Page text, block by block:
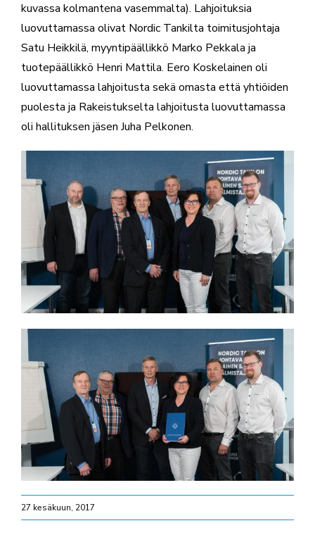
kuvassa kolmantena vasemmalta). Lahjoituksia
luovuttamassa olivat Nordic Tankilta toimitusjohtaja
Satu Heikkilä, myyntipäällikkö Marko Pekkala ja
tuotepäällikkö Henri Mattila. Eero Koskelainen oli
luovuttamassa lahjoitusta sekä omasta että yhtiöiden
puolesta ja Rakeistukselta lahjoitusta luovuttamassa
oli hallituksen jäsen Juha Pelkonen.
27 kesäkuun, 2017